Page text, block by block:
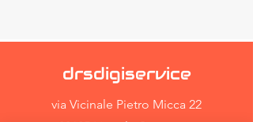
drsdigiservice
via Vicinale Pietro Micca 22